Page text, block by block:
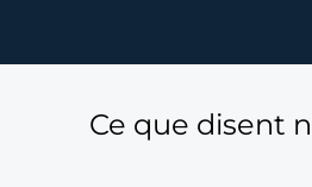
Ce que disent